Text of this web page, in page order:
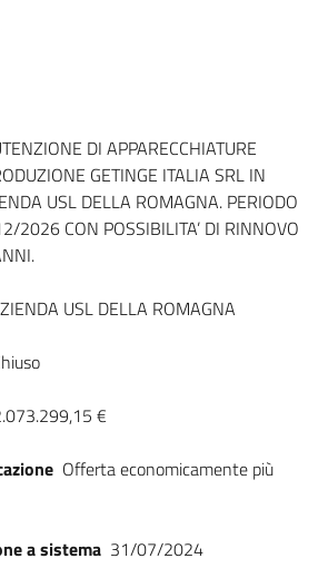
DI APPARECCHIATURE
GETINGE ITALIA SRL IN
USL DELLA ROMAGNA. PERIODO
CON POSSIBILITA’ DI RINNOVO
USL DELLA ROMAGNA
€
Offerta economicamente più
a sistema 31/07/2024